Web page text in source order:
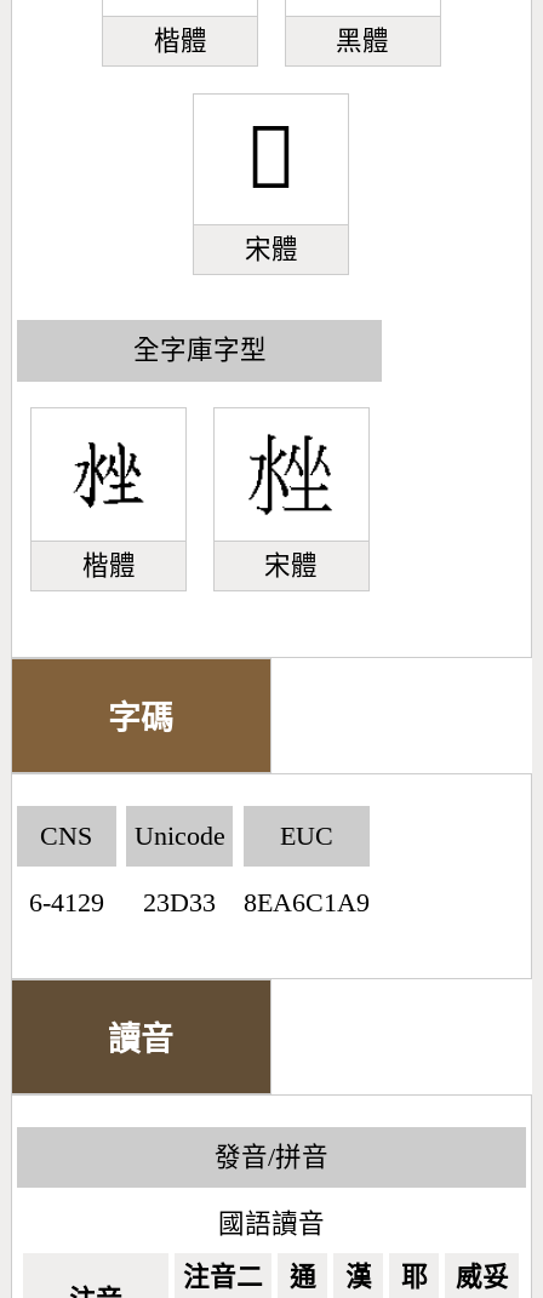
楷體 黑體
𣴳
宋體
全字庫字型
楷體 宋體
字碼
CNS
6-4129
Unicode
23D33
EUC
8EA6C1A9
讀音
發音/拼音
國語讀音
注音二 通 漢 耶 威妥